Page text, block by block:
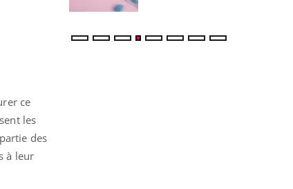
ce
les
des
à leur